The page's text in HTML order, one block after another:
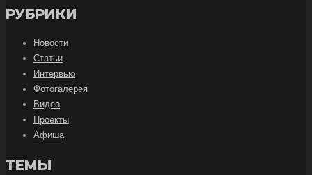
РУБРИКИ
Новости
Статьи
Интервью
Фотогалерея
Видео
Проекты
Афиша
ТЕМЫ